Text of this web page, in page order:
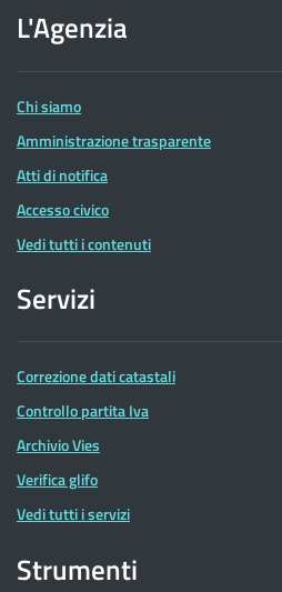
dell'Agenzia
delle
Entrate
L'Agenzia
Chi siamo
Amministrazione trasparente
Atti di notifica
Accesso civico
Vedi tutti i contenuti
Servizi
Correzione dati catastali
Controllo partita Iva
Archivio Vies
Verifica glifo
Vedi tutti i servizi
Strumenti